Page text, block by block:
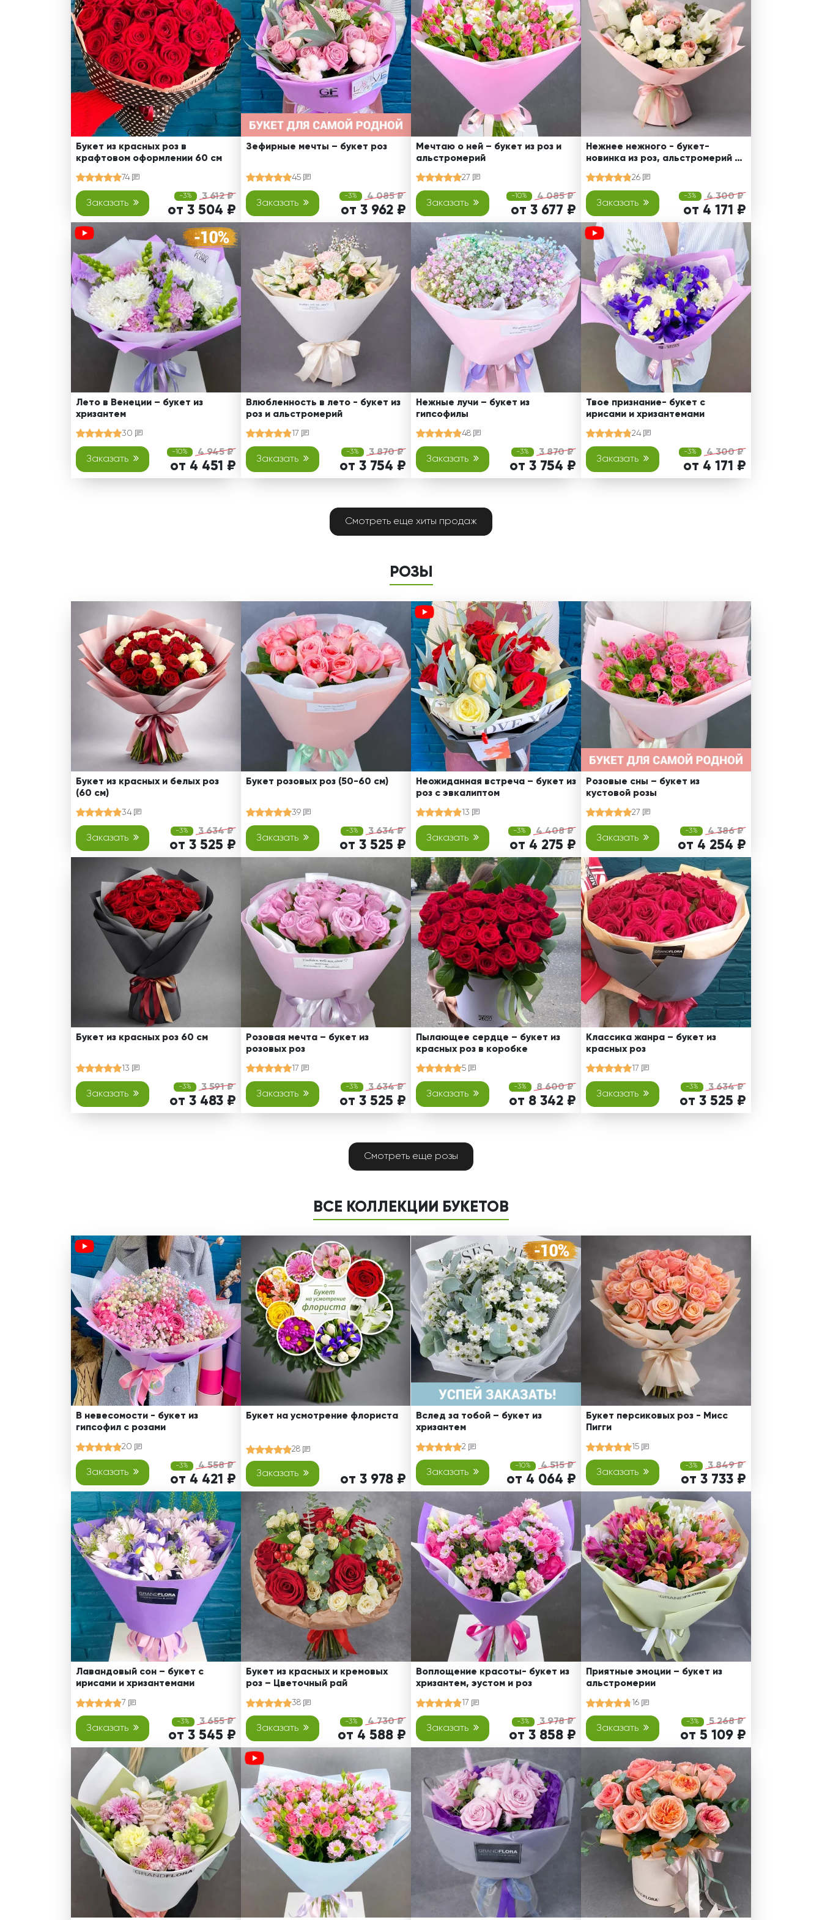
Розы поштучно
5 роз
7 роз
11 роз
15 роз
25 роз
51 роза
101 роза
Розы Гран-При
Корзины с розами
Кустовые розы
Миксы из роз
Сердца из роз
Монобукеты
Разноцветные
Эксклюзивные букеты
Смешанные
Хризантемы
Эустома
Свадьба
Свидание
Спасибо!
Юбилей
Подруге
Сестре
Брату
Врачу
Коллеге
Бабушке
Дедушке
Букет из красных роз в
крафтовом оформлении 60 см
74
Заказать
-3% 3 612 ₽
от 3 504 ₽
Зефирные мечты – букет роз
45
Заказать
-3% 4 085 ₽
от 3 962 ₽
Мечтаю о ней – букет из роз и
альстромерий
27
Заказать
-10% 4 085 ₽
от 3 677 ₽
Нежнее нежного - букет-
новинка из роз, альстромерий и
26
Заказать
-3% 4 300 ₽
от 4 171 ₽
Лето в Венеции – букет из
хризантем
30
Заказать
-10% 4 945 ₽
от 4 451 ₽
Влюбленность в лето - букет из
роз и альстромерий
17
Заказать
-3% 3 870 ₽
от 3 754 ₽
Нежные лучи – букет из
гипсофилы
48
Заказать
-3% 3 870 ₽
от 3 754 ₽
Твое признание- букет с
ирисами и хризантемами
24
Заказать
-3% 4 300 ₽
от 4 171 ₽
Смотреть еще хиты продаж
РОЗЫ
Букет из красных и белых роз
(60 см)
34
Заказать
-3% 3 634 ₽
от 3 525 ₽
Букет розовых роз (50-60 см)
39
Заказать
-3% 3 634 ₽
от 3 525 ₽
Неожиданная встреча – букет из
роз с эвкалиптом
13
Заказать
-3% 4 408 ₽
от 4 275 ₽
Розовые сны – букет из
кустовой розы
27
Заказать
-3% 4 386 ₽
от 4 254 ₽
Букет из красных роз 60 см
13
Заказать
-3% 3 591 ₽
от 3 483 ₽
Розовая мечта – букет из
розовых роз
17
Заказать
-3% 3 634 ₽
от 3 525 ₽
Пылающее сердце – букет из
красных роз в коробке
5
Заказать
-3% 8 600 ₽
от 8 342 ₽
Классика жанра – букет из
красных роз
17
Заказать
-3% 3 634 ₽
от 3 525 ₽
Смотреть еще розы
ВСЕ КОЛЛЕКЦИИ БУКЕТОВ
В невесомости - букет из
гипсофил с розами
20
Заказать
-3% 4 558 ₽
от 4 421 ₽
Букет на усмотрение флориста
28
Заказать от 3 978 ₽
Вслед за тобой – букет из
хризантем
2
Заказать
-10% 4 515 ₽
от 4 064 ₽
Букет персиковых роз - Мисс
Пигги
15
Заказать
-3% 3 849 ₽
от 3 733 ₽
Лавандовый сон – букет с
ирисами и хризантемами
7
Заказать
-3% 3 655 ₽
от 3 545 ₽
Букет из красных и кремовых
роз – Цветочный рай
38
Заказать
-3% 4 730 ₽
от 4 588 ₽
Воплощение красоты- букет из
хризантем, эустом и роз
17
Заказать
-3% 3 978 ₽
от 3 858 ₽
Приятные эмоции – букет из
альстромерии
16
Заказать
-3% 5 268 ₽
от 5 109 ₽